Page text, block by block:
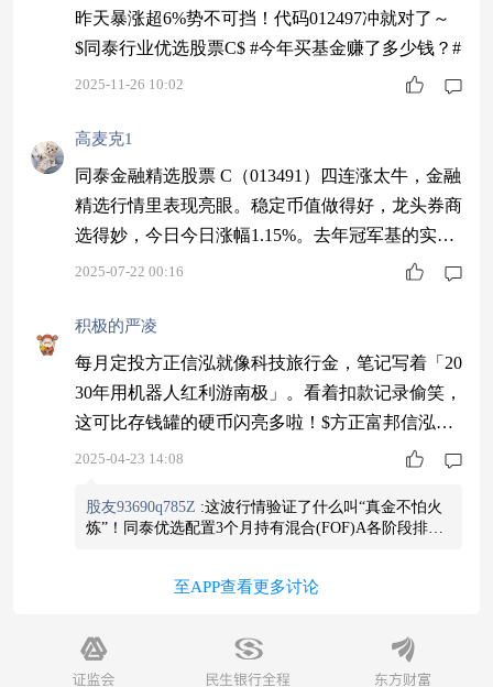
昨天暴涨超6%势不可挡！代码012497冲就对了～
$同泰行业优选股票C$ #今年买基金赚了多少钱？#
2025-11-26 10:02
高麦克1
同泰金融精选股票 C（013491）四连涨太牛，金融
精选行情里表现亮眼。稳定币值做得好，龙头券商
选得妙，今日今日涨幅1.15%。去年冠军基的实力
在线，调仓灵活，这时候上车合适$同泰金融精选
2025-07-22 00:16
积极的严凌
每月定投方正信泓就像科技旅行金，笔记写着「20
30年用机器人红利游南极」。看着扣款记录偷笑，
这可比存钱罐的硬币闪亮多啦！$方正富邦信泓混
合C$
2025-04-23 14:08
股友93690q785Z :这波行情验证了什么叫“真金不怕火
炼”！同泰优选配置3个月持有混合(FOF)A各阶段排名
$同泰优选配置3个月持有混合(FOF)A$
至APP查看更多讨论